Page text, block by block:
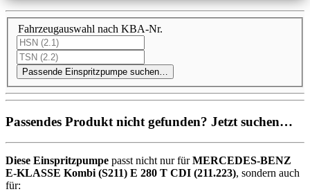
Fahrzeugauswahl nach KBA-Nr.
Passende Einspritzpumpe suchen…
Passendes Produkt nicht gefunden? Jetzt suchen…
Diese Einspritzpumpe passt nicht nur fürMERCEDES-BENZ
E-KLASSE Kombi (S211) E 280 T CDI (211.223), sondern auch
für: